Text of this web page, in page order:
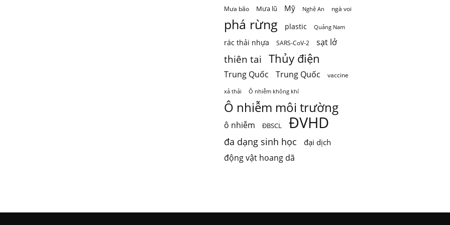
Mưa bão Mưa lũ Mỹ Nghệ An ngà voi
phá rừng plastic Quảng Nam
rác thải nhựa SARS-CoV-2 sạt lở
thiên tai Thủy điện
Trung Quốc Trung Quốc vaccine
xả thải Ô nhiễm không khí
Ô nhiễm môi trường
ô nhiễm ĐBSCL ĐVHD
đa dạng sinh học
đại dịch
động vật hoang dã